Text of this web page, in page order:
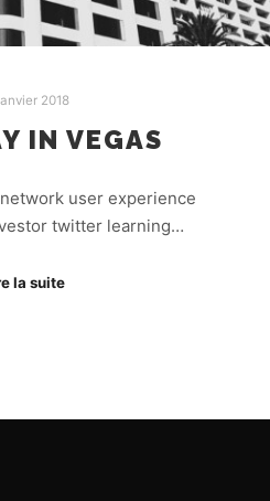
2018
IN VEGAS
user experience
twitter learning…
la suite